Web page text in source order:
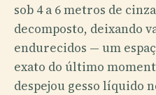
sob 4 a 6 metros de
decomposto, deixando
endurecidos — um
exato do último
despejou gesso líquido